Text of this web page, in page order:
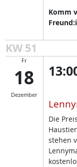
Komm
KW 51
Fr
18
Dezember
Die
stehen